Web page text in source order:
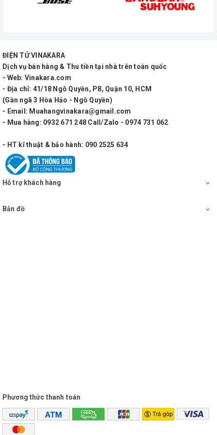
Thông số kỹ thuật
đường kính 76.2 mm
02 loa squawker
đường kính 76.2 mm
01 loa woofer
đường kính 254 mm
Trở kháng
8 Ω
Đáp tần
Độ nhạy
CHÍNH SÁCH MUA HÀNG
Đặc biệt, khi mua sắm sản phẩm tại Vinakara bạn sẽ được tư
ĐIỆN TỬ VINAKARA
Dịch vụ bán hàng & Thu tiền tại nhà trên toàn quốc
- Web: Vinakara.com
- Địa chỉ: 41/18 Ngô Quyền, P8, Quận 10, HCM
(Gần ngã 3 Hòa Hảo - Ngô Quyền)
- Email: Muahangvinakara@gmail.com
- Mua hàng: 0932 671 248 Call/Zalo - 0974 731 062
- HT kĩ thuật & bảo hành: 090 2525 634
Hỗ trợ khách hàng
Bản đồ
Phương thức thanh toán